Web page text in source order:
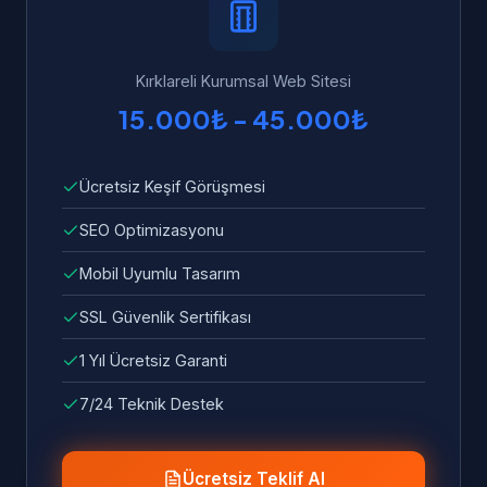
ve sorunlar ücretsiz olarak giderilir.
Kırklareli Kurumsal Web Sitesi
15.000₺ - 45.000₺
Ücretsiz Keşif Görüşmesi
SEO Optimizasyonu
Mobil Uyumlu Tasarım
SSL Güvenlik Sertifikası
1 Yıl Ücretsiz Garanti
7/24 Teknik Destek
Ücretsiz Teklif Al